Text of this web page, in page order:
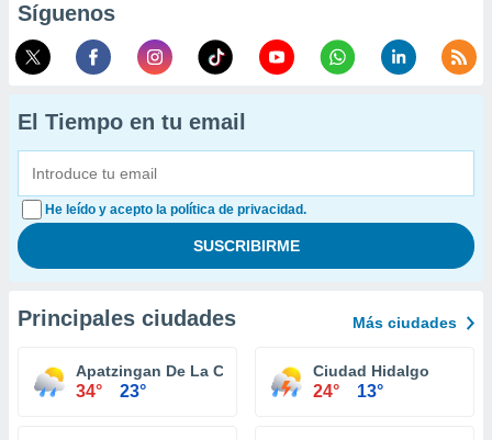
Síguenos
El Tiempo en tu email
He leído y acepto la política de privacidad.
Principales ciudades Más ciudades
Apatzingan De La Constitucion
34° 23°
Ciudad Hidalgo
24° 13°